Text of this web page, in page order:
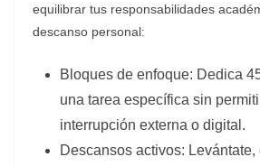
equilibrar tus responsabilidades
descanso personal:
​Bloques de enfoque: Dedica
una tarea específica sin
interrupción externa o digital.
​Descansos activos: Levántate,